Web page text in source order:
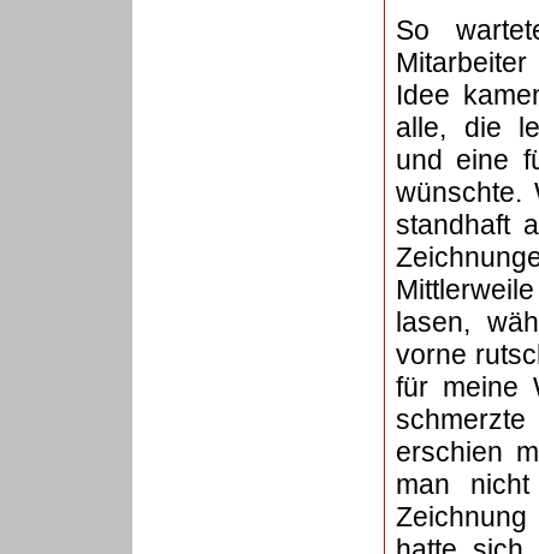
So
Idee
alle, die
und eine
wünschte.
standhaft
lasen,
vorne
für meine
erschien
man